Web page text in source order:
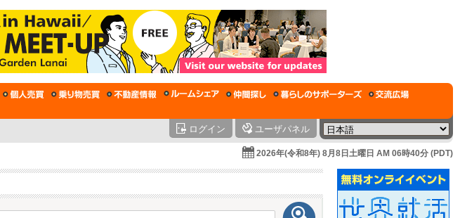
ログイン ユーザパネル
2026年(令和8年) 8月8日土曜日 AM 06時40分 (PDT)